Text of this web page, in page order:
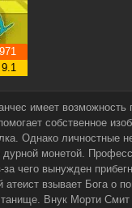
9.1
имеет
собственное
Однако личностные
дурной монетой.
за чего вынужден
атеист взывает Бога о
Внук Морти